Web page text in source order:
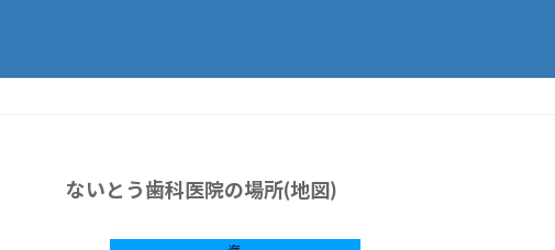
ないとう歯科医院の場所(地図)